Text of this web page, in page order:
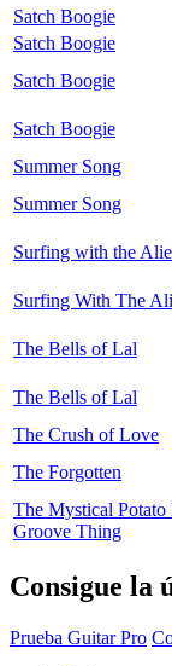
Satch Boogie
Satch Boogie
Satch Boogie
Satch Boogie
Summer Song
Summer Song
Surfing with the
Surfing With The
The Bells of Lal
The Bells of Lal
The Crush of Love
The Forgotten
The Mystical Potato
Groove Thing
Consigue la
Prueba Guitar Pro